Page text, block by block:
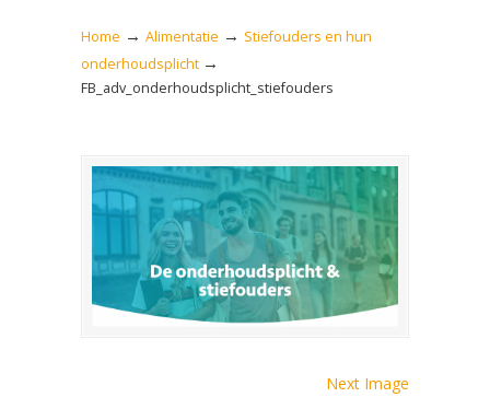
Home → Alimentatie → Stiefouders en hun
onderhoudsplicht →
FB_adv_onderhoudsplicht_stiefouders
Next Image